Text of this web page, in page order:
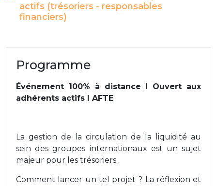
actifs (trésoriers - responsables
financiers)
Programme
Événement 100% à distance l Ouvert aux
adhérents actifs l AFTE
La gestion de la circulation de la liquidité au
sein des groupes internationaux est un sujet
majeur pour les trésoriers.
Comment lancer un tel projet ? La réflexion et